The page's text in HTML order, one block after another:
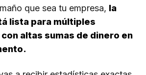
que sea tu empresa, la
lista para múltiples
altas sumas de dinero en